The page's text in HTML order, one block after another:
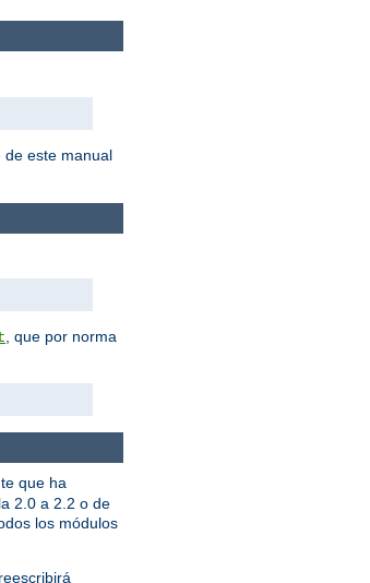
de este manual
, que por norma
que ha
2.0 a 2.2 o de
los módulos